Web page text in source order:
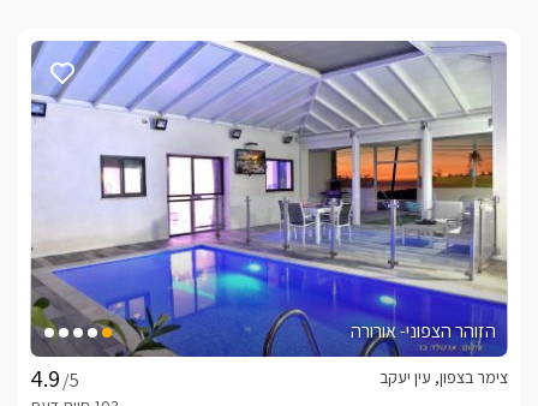
הזוהר הצפוני- אורורה
/5
צימר בצפון, עין יעקב